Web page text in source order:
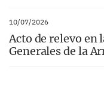
10/07/2026
Acto de relevo en
Generales de la